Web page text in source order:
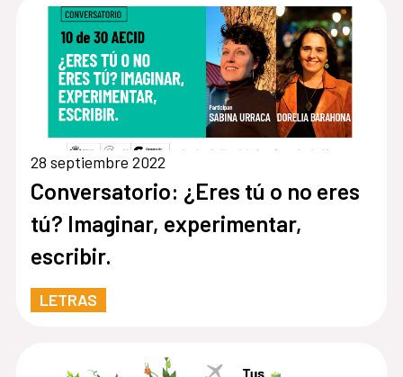
28 septiembre 2022
Conversatorio: ¿Eres tú o no eres
tú? Imaginar, experimentar,
escribir.
LETRAS